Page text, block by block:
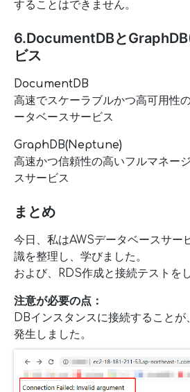
することはできません。
6.DocumentDBと
ビス
DocumentDB
高速でスケーラブルかつ高可用
ータベースサービス
GraphDB(Neptune)
高速かつ信頼性の高いフルマネー
スサービス
まとめ
今日、私はAWSデータベースサー
識を整理し、学びました。
および、RDS作成と接続テストを
注意が必要の点：
DBインスタンスに接続すること
発生しました。